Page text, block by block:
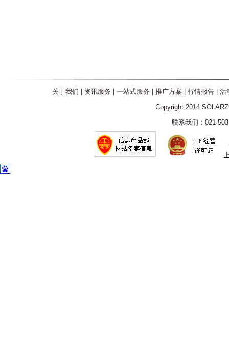
关于我们 资讯服务 一站式服务 推广方案 行情报告| 活
Copyright:2014
联系我们：021-